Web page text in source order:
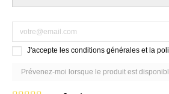
J'accepte les conditions générales et la